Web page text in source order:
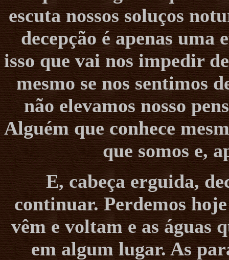
escuta nossos soluços
decepção é apenas uma
isso que vai nos impedir
mesmo se nos sentimos
não elevamos nosso
Alguém que conhece
que somos e,
E, cabeça erguida,
continuar. Perdemos
vêm e voltam e as águas
em algum lugar. As